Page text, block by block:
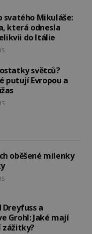
svatého Mikuláše:
která odnesla
do Itálie
světců?
putují Evropou a
oběšené milenky
Dreyfuss a
Grohl: Jaké mají
zážitky?